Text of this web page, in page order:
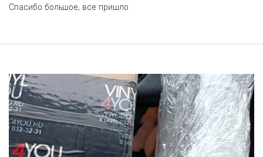
Спасибо большое, все пришло